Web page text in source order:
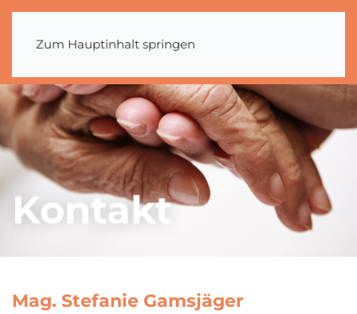
Zum Hauptinhalt springen
Kontakt
Mag. Stefanie Gamsjäger